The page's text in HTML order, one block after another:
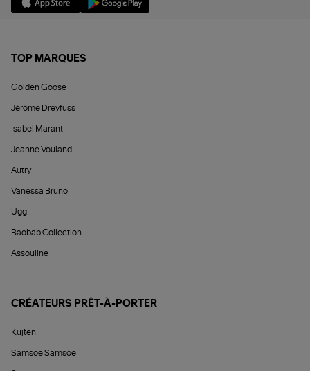
TOP MARQUES
Golden Goose
Jérôme Dreyfuss
Isabel Marant
Jeanne Vouland
Autry
Vanessa Bruno
Ugg
Baobab Collection
Assouline
CRÉATEURS PRÊT-À-PORTER
Kujten
Samsoe Samsoe